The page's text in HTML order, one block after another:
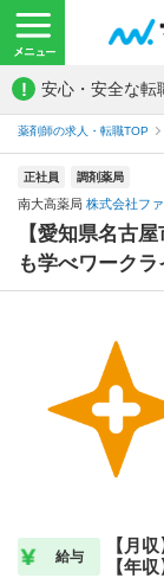
! 安心・安全な転
薬剤師の求人・転職TOP
正社員 調剤薬局
南大高薬局 株式会社フ
【愛知県名古
も学べワークラ
給与
【月
【年